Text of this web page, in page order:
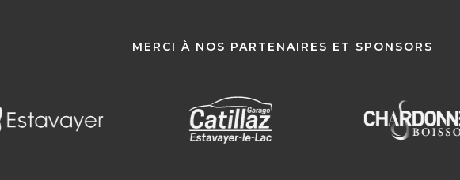
MERCI À NOS PARTENAIRES ET SPONSORS